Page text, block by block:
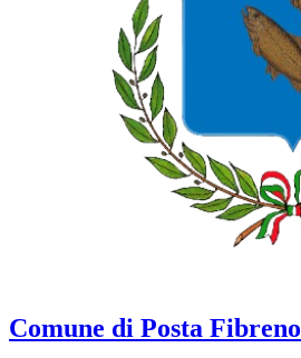
Comune di Posta Fibreno